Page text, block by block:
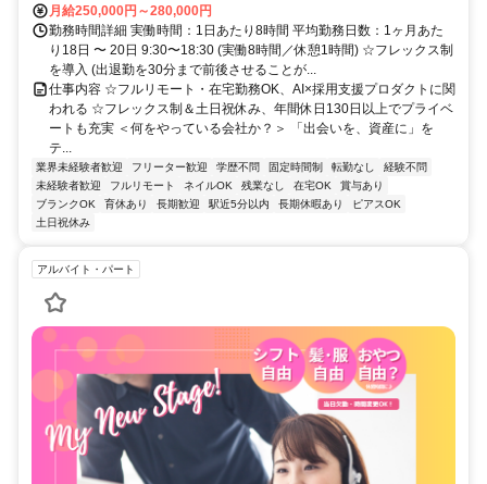
月給250,000円～280,000円
勤務時間詳細 実働時間：1日あたり8時間 平均勤務日数：1ヶ月あた
り18日 〜 20日 9:30〜18:30 (実働8時間／休憩1時間) ☆フレックス制
を導入 (出退勤を30分まで前後させることが...
仕事内容 ☆フルリモート・在宅勤務OK、AI×採用支援プロダクトに関
われる ☆フレックス制＆土日祝休み、年間休日130日以上でプライベ
ートも充実 ＜何をやっている会社か？＞ 「出会いを、資産に」を
テ...
業界未経験者歓迎 フリーター歓迎 学歴不問 固定時間制 転勤なし
経験不問
未経験者歓迎
フルリモート ネイルOK 残業なし 在宅OK
賞与あり
ブランクOK
育休あり 長期歓迎 駅近5分以内 長期休暇あり
ピアスOK
土日祝休み
アルバイト・パート